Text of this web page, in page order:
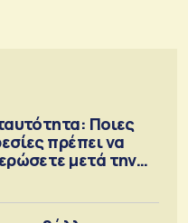
Ποιες
πρέπει να
μετά την